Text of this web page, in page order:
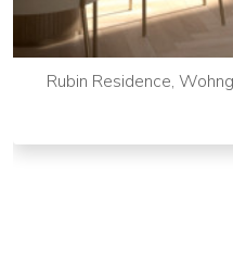
Rubin Residence,